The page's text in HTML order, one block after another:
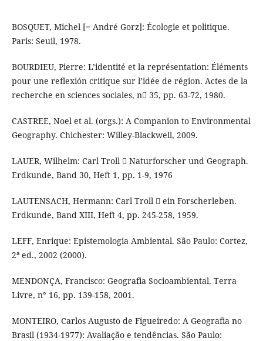
BOSQUET, Michel [= André Gorz]: Écologie et politique.
Paris: Seuil, 1978.
BOURDIEU, Pierre: L’identité et la représentation: Éléments
pour une reflexión critique sur l’idée de région. Actes de la
recherche en sciences sociales, n 35, pp. 63-72, 1980.
CASTREE, Noel et al. (orgs.): A Companion to Environmental
Geography. Chichester: Willey-Blackwell, 2009.
LAUER, Wilhelm: Carl Troll  Naturforscher und Geograph.
Erdkunde, Band 30, Heft 1, pp. 1-9, 1976
LAUTENSACH, Hermann: Carl Troll  ein Forscherleben.
Erdkunde, Band XIII, Heft 4, pp. 245-258, 1959.
LEFF, Enrique: Epistemologia Ambiental. São Paulo: Cortez,
2ª ed., 2002 (2000).
MENDONÇA, Francisco: Geografia Socioambiental. Terra
Livre, n° 16, pp. 139-158, 2001.
MONTEIRO, Carlos Augusto de Figueiredo: A Geografia no
Brasil (1934-1977): Avaliação e tendências. São Paulo: